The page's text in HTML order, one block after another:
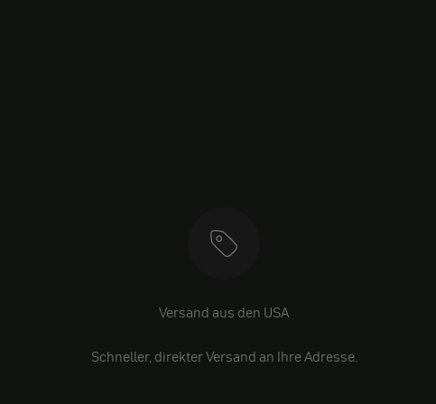
Versand aus den USA
Schneller, direkter Versand an Ihre Adresse.